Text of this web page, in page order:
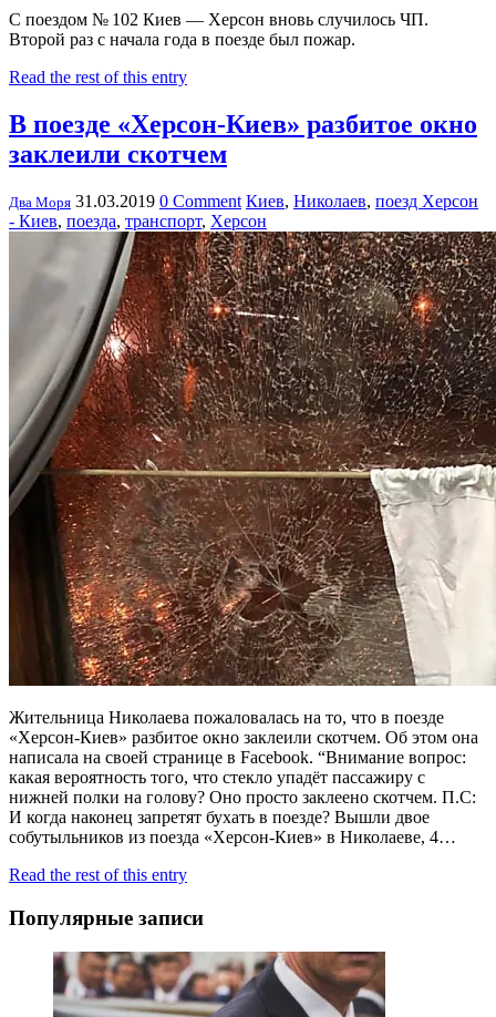
С поездом № 102 Киев — Херсон вновь случилось ЧП.
Второй раз с начала года в поезде был пожар.
Read the rest of this entry
В поезде «Херсон-Киев» разбитое окно
заклеили скотчем
Два Моря 31.03.2019 0 Comment Киев, Николаев, поезд Херсон
- Киев, поезда, транспорт, Херсон
Жительница Николаева пожаловалась на то, что в поезде
«Херсон-Киев» разбитое окно заклеили скотчем. Об этом она
написала на своей странице в Facebook. “Внимание вопрос:
какая вероятность того, что стекло упадёт пассажиру с
нижней полки на голову? Оно просто заклеено скотчем. П.С:
И когда наконец запретят бухать в поезде? Вышли двое
собутыльников из поезда «Херсон-Киев» в Николаеве, 4…
Read the rest of this entry
Популярные записи